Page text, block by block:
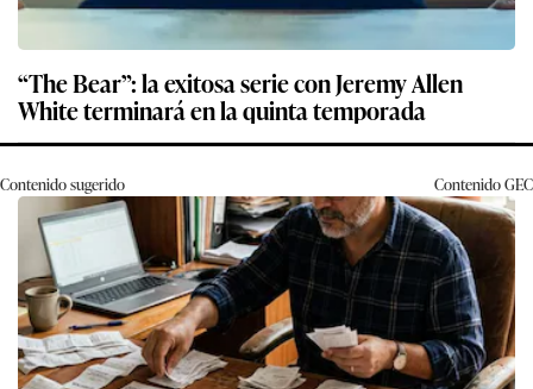
“The Bear”: la exitosa serie con Jeremy Allen
White terminará en la quinta temporada
Contenido sugerido ContenidoGEC